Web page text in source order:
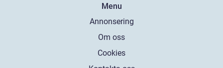
Menu
Annonsering
Om oss
Cookies